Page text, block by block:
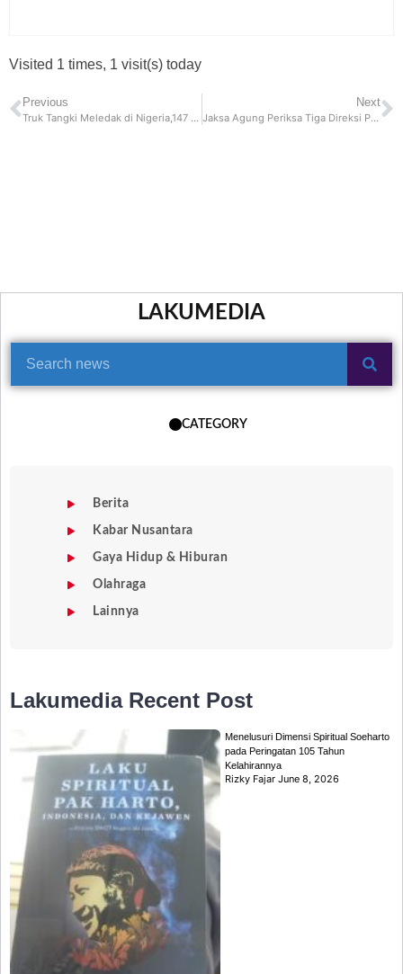
Visited 1 times, 1 visit(s) today
Previous
Truk Tangki Meledak di Nigeria,147 Orang Tewas Lebih Dari 50 Terluka
Next
Jaksa Agung Periksa Tiga Direksi Perusahaan Konstruksi Terkait Korupsi Tol MBZ
LAKUMEDIA
CATEGORY
Berita
Kabar Nusantara
Gaya Hidup & Hiburan
Olahraga
Lainnya
Lakumedia Recent Post
Menelusuri Dimensi Spiritual Soeharto
pada Peringatan 105 Tahun
Kelahirannya
Rizky FajarJune 8, 2026